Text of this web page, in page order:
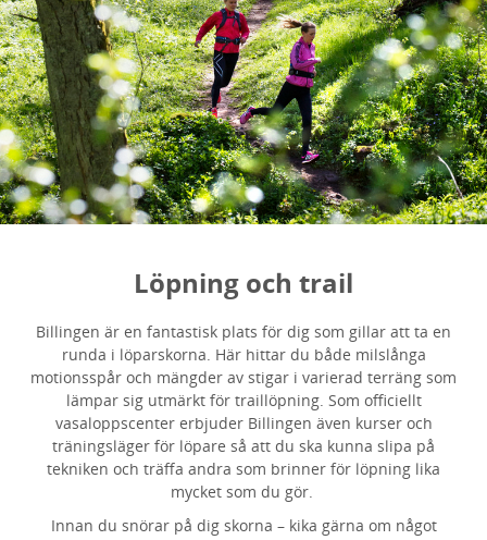
Löpning och trail
Billingen är en fantastisk plats för dig som gillar att ta en
runda i löparskorna. Här hittar du både milslånga
motionsspår och mängder av stigar i varierad terräng som
lämpar sig utmärkt för traillöpning. Som officiellt
vasaloppscenter erbjuder Billingen även kurser och
träningsläger för löpare så att du ska kunna slipa på
tekniken och träffa andra som brinner för löpning lika
mycket som du gör.
Innan du snörar på dig skorna – kika gärna om något